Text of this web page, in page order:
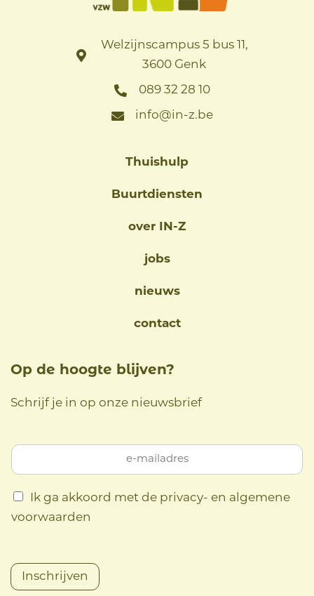
Welzijnscampus 5 bus 11,
3600 Genk
089 32 28 10
info@in-z.be
Thuishulp
Buurtdiensten
over IN-Z
jobs
nieuws
contact
Op de hoogte blijven?
Schrijf je in op onze nieuwsbrief
Ik ga akkoord met de privacy- en algemene
voorwaarden
Inschrijven